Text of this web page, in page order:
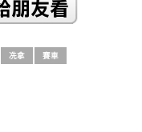
冼拿 賽車